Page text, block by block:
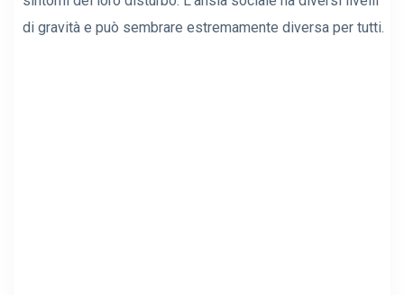
di gravità e può sembrare estremamente diversa per tutti.